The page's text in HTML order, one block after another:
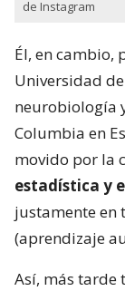
de Instagram
Él, en cambio,
Universidad
neurobiología
Columbia en
movido por la
estadística y
justamente en
(aprendizaje
Así, más tarde